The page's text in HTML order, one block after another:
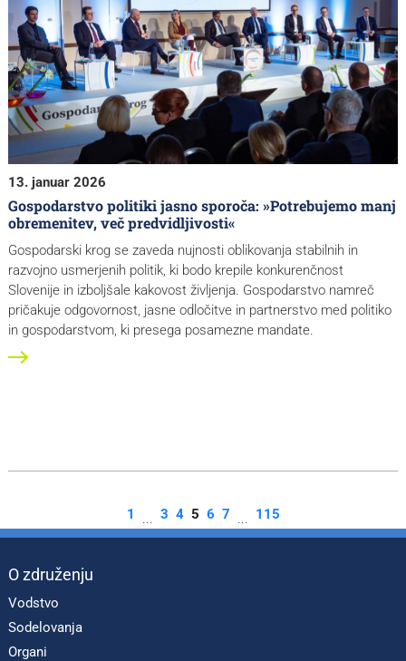
13. januar 2026
Gospodarstvo politiki jasno sporoča: »Potrebujemo manj
obremenitev, več predvidljivosti«
Gospodarski krog se zaveda nujnosti oblikovanja stabilnih in
razvojno usmerjenih politik, ki bodo krepile konkurenčnost
Slovenije in izboljšale kakovost življenja. Gospodarstvo namreč
pričakuje odgovornost, jasne odločitve in partnerstvo med politiko
in gospodarstvom, ki presega posamezne mandate.
1 3 4 5 6 7 115
O združenju
Vodstvo
Sodelovanja
Organi